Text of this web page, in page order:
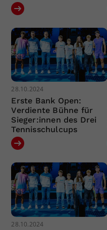
28.10.2024
Erste Bank Open:
Verdiente Bühne für
Sieger:innen des Drei
Tennisschulcups
28.10.2024